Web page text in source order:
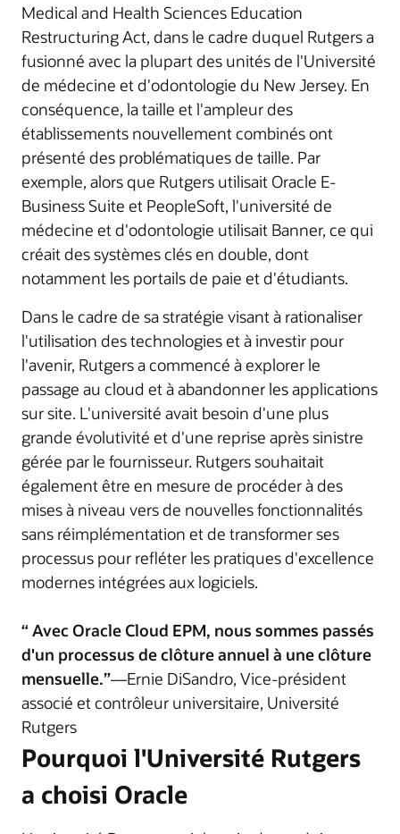
Medical and Health Sciences Education
Restructuring Act, dans le cadre duquel Rutgers a
fusionné avec la plupart des unités de l'Université
de médecine et d'odontologie du New Jersey. En
conséquence, la taille et l'ampleur des
établissements nouvellement combinés ont
présenté des problématiques de taille. Par
exemple, alors que Rutgers utilisait Oracle E-
Business Suite et PeopleSoft, l'université de
médecine et d'odontologie utilisait Banner, ce qui
créait des systèmes clés en double, dont
notamment les portails de paie et d'étudiants.
Dans le cadre de sa stratégie visant à rationaliser
l'utilisation des technologies et à investir pour
l'avenir, Rutgers a commencé à explorer le
passage au cloud et à abandonner les applications
sur site. L'université avait besoin d'une plus
grande évolutivité et d'une reprise après sinistre
gérée par le fournisseur. Rutgers souhaitait
également être en mesure de procéder à des
mises à niveau vers de nouvelles fonctionnalités
sans réimplémentation et de transformer ses
processus pour refléter les pratiques d'excellence
modernes intégrées aux logiciels.
“ Avec Oracle Cloud EPM, nous sommes passés
d'un processus de clôture annuel à une clôture
mensuelle.”—Ernie DiSandro, Vice-président
associé et contrôleur universitaire, Université
Rutgers
Pourquoi l'Université Rutgers
a choisi Oracle